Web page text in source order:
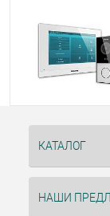
КАТАЛОГ
НАШИ